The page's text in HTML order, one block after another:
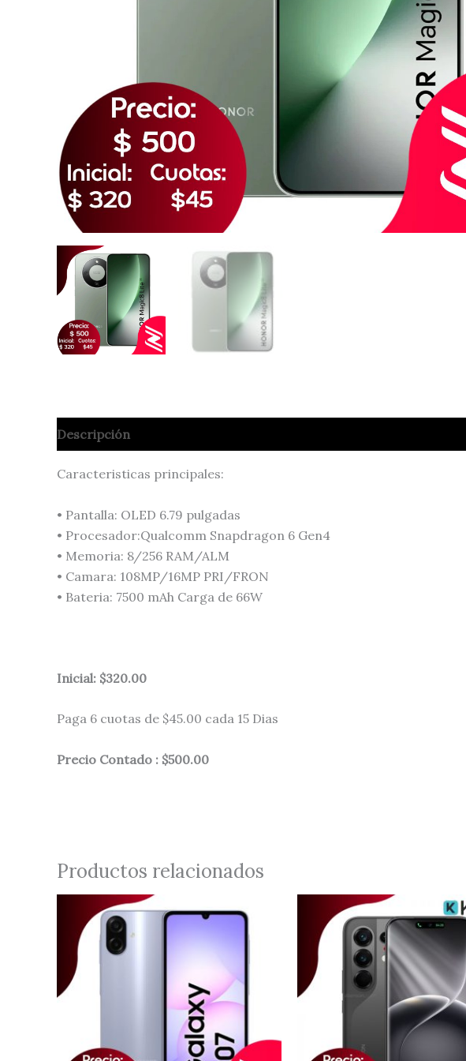
Descripción
Caracteristicas principales:
• Pantalla: OLED 6.79 pulgadas
• Procesador:Qualcomm Snapdragon 6 Gen4
• Memoria: 8/256 RAM/ALM
• Camara: 108MP/16MP PRI/FRON
• Bateria: 7500 mAh Carga de 66W
Inicial: $320.00
Paga 6 cuotas de $45.00 cada 15 Dias
Precio Contado : $500.00
Productos relacionados